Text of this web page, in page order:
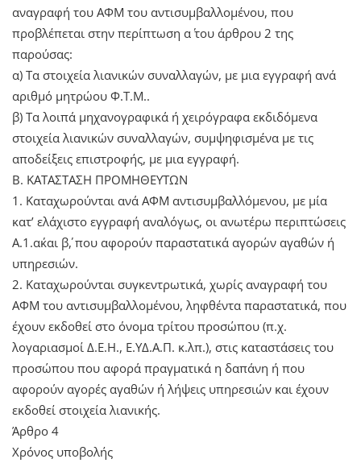
αναγραφή του ΑΦΜ του αντισυμβαλλομένου, που
προβλέπεται στην περίπτωση α΄ του άρθρου 2 της
παρούσας:
α) Τα στοιχεία λιανικών συναλλαγών, με μια εγγραφή ανά
αριθμό μητρώου Φ.Τ.Μ..
β) Τα λοιπά μηχανογραφικά ή χειρόγραφα εκδιδόμενα
στοιχεία λιανικών συναλλαγών, συμψηφισμένα με τις
αποδείξεις επιστροφής, με μια εγγραφή.
Β. ΚΑΤΑΣΤΑΣΗ ΠΡΟΜΗΘΕΥΤΩΝ
1. Καταχωρούνται ανά ΑΦΜ αντισυμβαλλόμενου, με μία
κατ’ ελάχιστο εγγραφή αναλόγως, οι ανωτέρω περιπτώσεις
Α.1.α΄και β΄, που αφορούν παραστατικά αγορών αγαθών ή
υπηρεσιών.
2. Καταχωρούνται συγκεντρωτικά, χωρίς αναγραφή του
ΑΦΜ του αντισυμβαλλομένου, ληφθέντα παραστατικά, που
έχουν εκδοθεί στο όνομα τρίτου προσώπου (π.χ.
λογαριασμοί Δ.Ε.Η., Ε.ΥΔ.Α.Π. κ.λπ.), στις καταστάσεις του
προσώπου που αφορά πραγματικά η δαπάνη ή που
αφορούν αγορές αγαθών ή λήψεις υπηρεσιών και έχουν
εκδοθεί στοιχεία λιανικής.
Άρθρο 4
Χρόνος υποβολής